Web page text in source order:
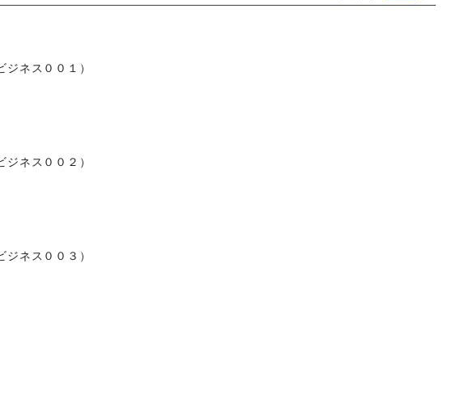
ネス００１）
ネス００２）
ネス００３）